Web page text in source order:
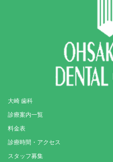
大崎 歯科
診療案内一覧
料金表
診療時間・アクセス
スタッフ募集